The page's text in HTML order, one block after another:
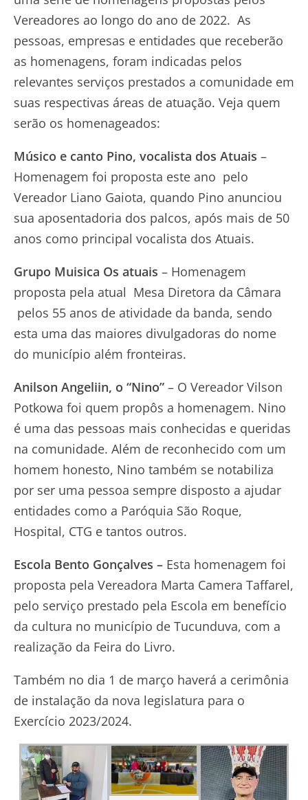
Vereadores ao longo do ano de 2022. As
pessoas, empresas e entidades que receberão
as homenagens, foram indicadas pelos
relevantes serviços prestados a comunidade em
suas respectivas áreas de atuação. Veja quem
serão os homenageados:
Músico e canto Pino, vocalista dos Atuais –
Homenagem foi proposta este ano pelo
Vereador Liano Gaiota, quando Pino anunciou
sua aposentadoria dos palcos, após mais de 50
anos como principal vocalista dos Atuais.
Grupo Muisica Os atuais – Homenagem
proposta pela atual Mesa Diretora da Câmara
pelos 55 anos de atividade da banda, sendo
esta uma das maiores divulgadoras do nome
do município além fronteiras.
Anilson Angeliin, o “Nino” – O Vereador Vilson
Potkowa foi quem propôs a homenagem. Nino
é uma das pessoas mais conhecidas e queridas
na comunidade. Além de reconhecido com um
homem honesto, Nino também se notabiliza
por ser uma pessoa sempre disposto a ajudar
entidades como a Paróquia São Roque,
Hospital, CTG e tantos outros.
Escola Bento Gonçalves – Esta homenagem foi
proposta pela Vereadora Marta Camera Taffarel,
pelo serviço prestado pela Escola em benefício
da cultura no município de Tucunduva, com a
realização da Feira do Livro.
Também no dia 1 de março haverá a cerimônia
de instalação da nova legislatura para o
Exercício 2023/2024.